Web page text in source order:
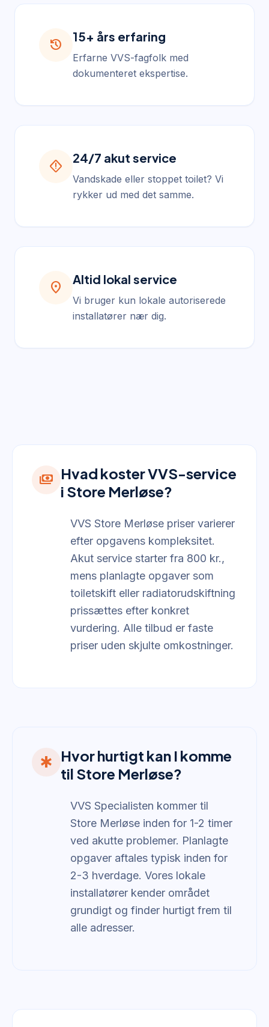
history
15+ års erfaring
Erfarne VVS-fagfolk med
dokumenteret ekspertise.
emergency_home
24/7 akut service
Vandskade eller stoppet toilet? Vi
rykker ud med det samme.
location_on
Altid lokal service
Vi bruger kun lokale autoriserede
installatører nær dig.
payments Hvad koster VVS-service
i Store Merløse?
VVS Store Merløse priser varierer
efter opgavens kompleksitet.
Akut service starter fra 800 kr.,
mens planlagte opgaver som
toiletskift eller radiatorudskiftning
prissættes efter konkret
vurdering. Alle tilbud er faste
priser uden skjulte omkostninger.
emergency
Hvor hurtigt kan I komme
til Store Merløse?
VVS Specialisten kommer til
Store Merløse inden for 1-2 timer
ved akutte problemer. Planlagte
opgaver aftales typisk inden for
2-3 hverdage. Vores lokale
installatører kender området
grundigt og finder hurtigt frem til
alle adresser.